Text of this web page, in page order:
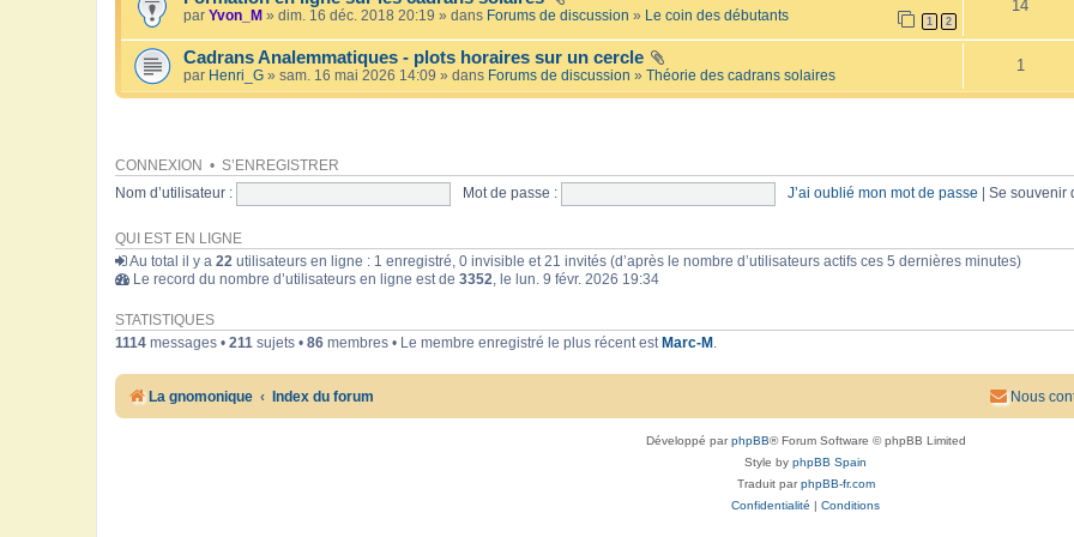
i
l
e
l
a
i
s
1 2
par Yvon_M » dim. 16 déc. 2018 20:19 » dans Forums de discussion » Le coin des débutants
14
Cadrans Analemmatiques - plots horaires sur un cercle
par Henri_G » sam. 16 mai 2026 14:09 » dans Forums de discussion » Théorie des cadrans solaires
1
CONNEXION • S’ENREGISTRER
Nom d’utilisateur : Mot de passe : J’ai oublié mon mot de passe Se souvenir
QUI EST EN LIGNE
Au total il y a 22 utilisateurs en ligne : 1 enregistré, 0 invisible et 21 invités (d’après le nombre d’utilisateurs actifs ces 5 dernières minutes)
Le record du nombre d’utilisateurs en ligne est de 3352 , le lun. 9 févr. 2026 19:34
STATISTIQUES
1114 messages • 211 sujets • 86 membres • Le membre enregistré le plus récent est Marc-M
La gnomonique Index du forum Nous
Développé parphpBB® Forum Software © phpBB Limited
Style by phpBB Spain
Traduit parphpBB-fr.com
Confidentialité | Conditions